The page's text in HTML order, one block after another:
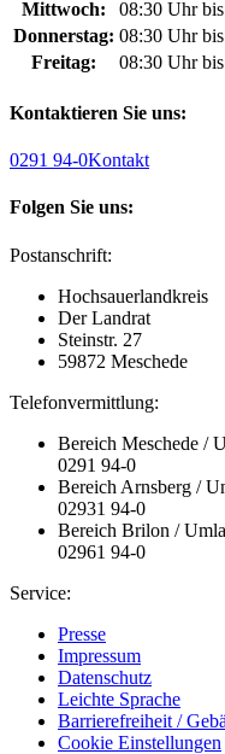
Mittwoch:
08:30 Uhr
Donnerstag: 08:30 Uhr
Freitag:
08:30 Uhr
Kontaktieren Sie uns:
0291 94-0Kontakt
Folgen Sie uns:
Postanschrift:
Hochsauerlandkreis
Der Landrat
Steinstr. 27
59872 Meschede
Telefonvermittlung:
Bereich Meschede /
0291 94-0
Bereich Arnsberg /
02931 94-0
Bereich Brilon /
02961 94-0
Service:
Presse
Impressum
Datenschutz
Leichte Sprache
Barrierefreiheit /
Cookie Einstellungen